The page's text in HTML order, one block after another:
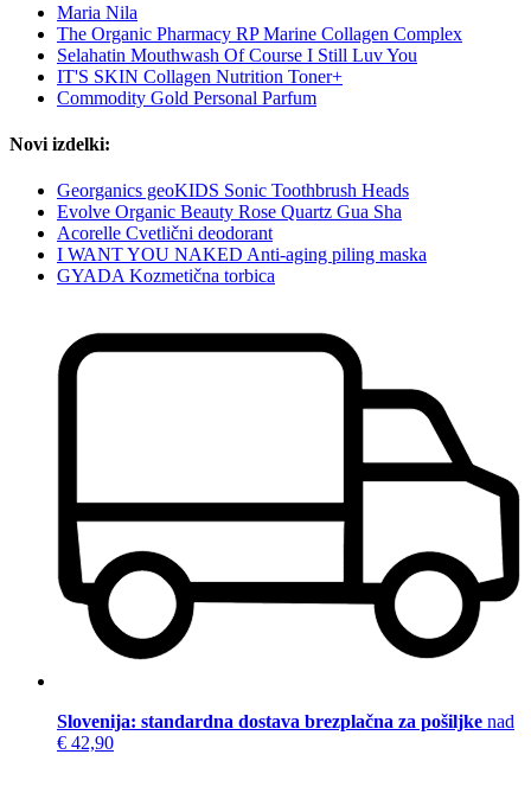
Maria Nila
The Organic Pharmacy RP Marine Collagen Complex
Selahatin Mouthwash Of Course I Still Luv You
IT'S SKIN Collagen Nutrition Toner+
Commodity Gold Personal Parfum
Novi izdelki:
Georganics geoKIDS Sonic Toothbrush Heads
Evolve Organic Beauty Rose Quartz Gua Sha
Acorelle Cvetlični deodorant
I WANT YOU NAKED Anti-aging piling maska
GYADA Kozmetična torbica
Slovenija: standardna dostava brezplačna za pošiljke nad
€ 42,90